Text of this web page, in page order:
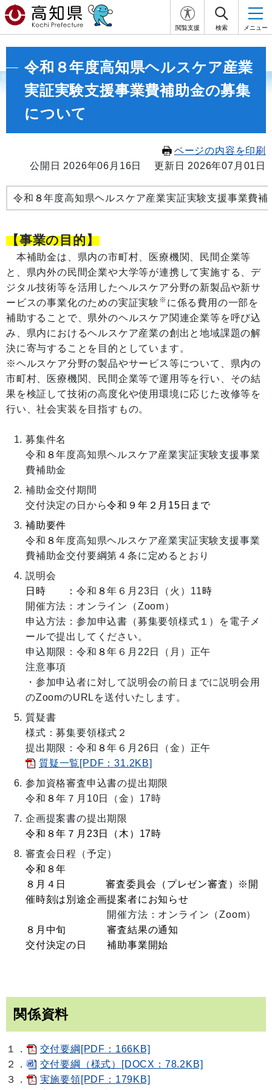
閲覧支援 検索 メニュー
令和８年度高知県ヘルスケア産業
実証実験支援事業費補助金の募集
について
ページの内容を印刷
公開日 2026年06月16日
更新日 2026年07月01日
令和 ８年度高知県ヘルスケア産業実証実験支援事業費
【事業の目的】
本補助金は、県内の市町村、医療機関、民間企業等
と、県内外の民間企業や大学等が連携して実施する、デ
ジタル技術等を活用したヘルスケア分野の新製品や新サ
ービスの事業化のための実証実験 ※ に係る費用の一部を
補助することで、県外のヘルスケア関連企業等を呼び込
み、県内におけるヘルスケア産業の創出と地域課題の解
決に寄与することを目的としています。
※ヘルスケア分野の製品やサービス等について、県内の
市町村、医療機関、民間企業等で運用等を行い、その結
果を検証して技術の高度化や使用環境に応じた改修等を
行い、社会実装を目指すもの。
募集件名
令和 ８年度高知県ヘルスケア産業実証実験支援事業
費補助金
補助金交付期間
交付決定の日から令和９年２月15日まで
補助要件
令和 ８年度高知県ヘルスケア産業実証実験支援事業
費補助金交付要綱第４条に定めるとおり
説明会
日時 ： 令和 ８年６月23日（火）11時
開催方法：オンライン（Zoom）
申込方法：参加申込書（募集要領様式１）を電子メ
ールで提出してください。
申込期限：令和 ８年６月22日（月）正午
注意事項
・参加申込者に対して説明会の前日までに説明会用
のZoomのURLを送付いたします。
質疑書
様式：募集要領様式２
提出期限：令和 ８年６月26日（金）正午
質疑一覧[PDF：31.2KB]
参加資格審査申込書の提出期限
令和 ８年７月10日（金）17時
企画提案書の提出期限
令和８年７月23日（木）17時
審査会日程（予定）
令和８年
８月４日 審査委員会（プレゼン審査）※開
催時刻は別途企画提案者にお知らせ
開催方法：オンライン（Zoom）
８ 月中旬 審査結果の通知
交付決定の日 補助事業開始
関係資料
１．
交付要綱[PDF：166KB]
２．
交付要綱（様式）[DOCX：78.2KB]
３．
実施要領[PDF：179KB]